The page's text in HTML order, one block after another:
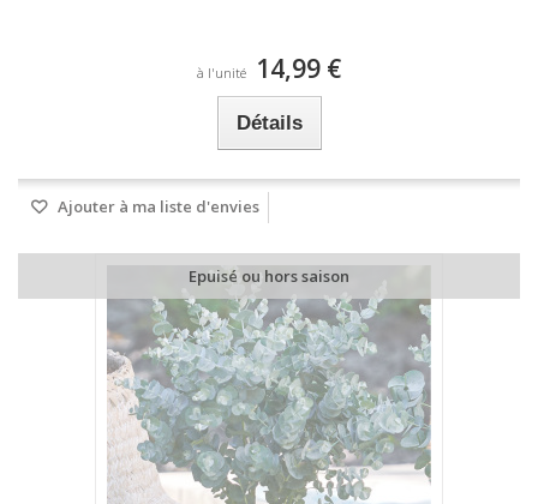
à l'unité 14,99 €
Détails
Ajouter à ma liste d'envies
Epuisé ou hors saison